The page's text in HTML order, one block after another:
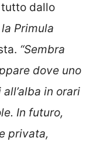
dallo
Primula
“Sembra
dove uno
in orari
In futuro,
privata,